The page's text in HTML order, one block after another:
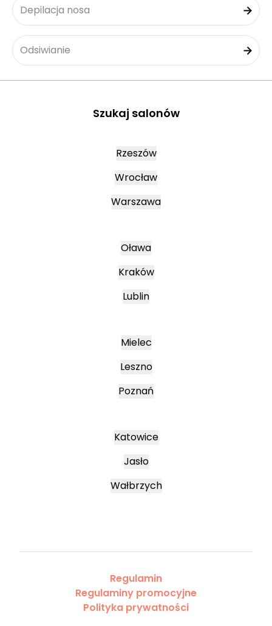
Depilacja nosa
Odsiwianie
Szukaj salonów
Rzeszów
Wrocław
Warszawa
Oława
Kraków
Lublin
Mielec
Leszno
Poznań
Katowice
Jasło
Wałbrzych
Regulamin
Regulaminy promocyjne
Polityka prywatności